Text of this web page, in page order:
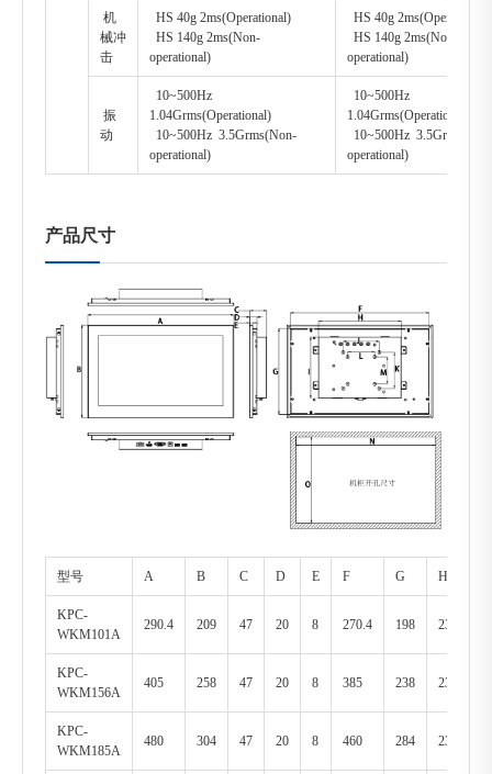
机
械冲
击
HS 40g 2ms(Operational)
HS 140g 2ms(Non-
operational)
HS 40g 2ms(Operational)
HS 140g 2ms(Non-
operational)
振
动
10~500Hz
1.04Grms(Operational)
10~500Hz 3.5Grms(Non-
operational)
10~500Hz
1.04Grms(Operational)
10~500Hz
operational)
产品尺寸
型号 A B C D E F G H
KPC-
WKM101A
290.4 209 47 20 8 270.4 198 230
KPC-
WKM156A
405 258 47 20 8 385 238 230
KPC-
WKM185A
480 304 47 20 8 460 284 230